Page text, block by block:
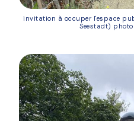
invitation à occuper l'espace
Seestadt) photo